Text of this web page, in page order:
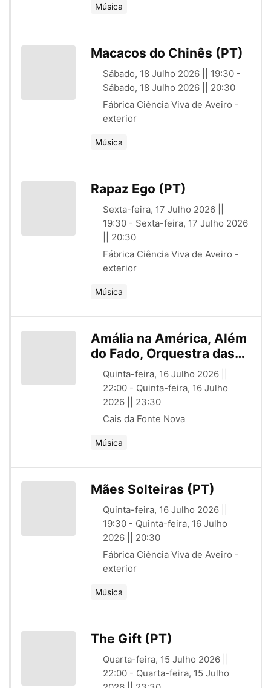
Música
Macacos do Chinês (PT)
Sábado, 18 Julho 2026 || 19:30 -
Sábado, 18 Julho 2026 || 20:30
Fábrica Ciência Viva de Aveiro -
exterior
Música
Rapaz Ego (PT)
Sexta-feira, 17 Julho 2026 ||
19:30 - Sexta-feira, 17 Julho 2026
|| 20:30
Fábrica Ciência Viva de Aveiro -
exterior
Música
Amália na América, Além
do Fado, Orquestra das
Beiras com Cristina
Branco, Raquel Tavares e
Ricardo Ribeiro (PT)
Quinta-feira, 16 Julho 2026 ||
22:00 - Quinta-feira, 16 Julho
2026 || 23:30
Cais da Fonte Nova
Música
Mães Solteiras (PT)
Quinta-feira, 16 Julho 2026 ||
19:30 - Quinta-feira, 16 Julho
2026 || 20:30
Fábrica Ciência Viva de Aveiro -
exterior
Música
The Gift (PT)
Quarta-feira, 15 Julho 2026 ||
22:00 - Quarta-feira, 15 Julho